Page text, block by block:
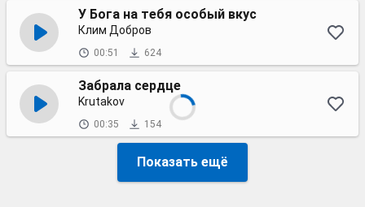
У Бога на тебя особый вкус
Клим Добров
00:51 624
Забрала сердце
Krutakov
00:35 154
Показать ещё